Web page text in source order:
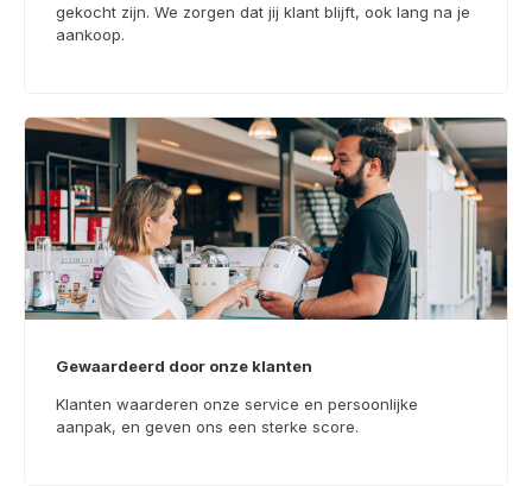
gekocht zijn. We zorgen dat jij klant blijft, ook lang na je
aankoop.
Gewaardeerd door onze klanten
Klanten waarderen onze service en persoonlijke
aanpak, en geven ons een sterke score.